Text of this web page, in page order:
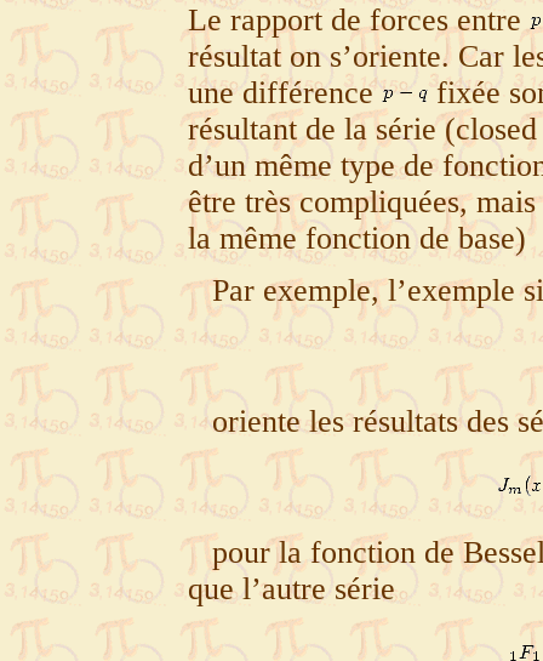
Le rapport de forces entre
résultat on s’oriente. Car
une différence
fixée
résultant de la série
d’un même type de
être très compliquées,
la même fonction de base)
Par exemple, l’exemple
oriente les résultats des
pour la fonction de
que l’autre série